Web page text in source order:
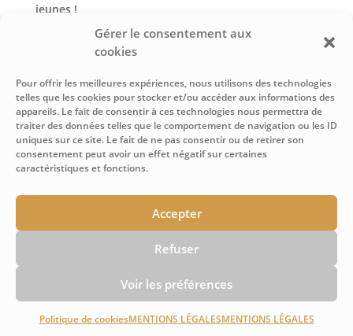
Gérer le consentement aux
cookies
Pour offrir les meilleures expériences, nous utilisons des technologies
telles que les cookies pour stocker et/ou accéder aux informations des
appareils. Le fait de consentir à ces technologies nous permettra de
traiter des données telles que le comportement de navigation ou les ID
uniques sur ce site. Le fait de ne pas consentir ou de retirer son
consentement peut avoir un effet négatif sur certaines
caractéristiques et fonctions.
Accepter
Refuser
Voir les préférences
Politique de cookiesMENTIONS LÉGALESMENTIONS LÉGALES
jeunes !
MARDI 19/03/2024 – 15H
LAEP Les Calinoux – Avignon (84)
Avec le soutien de la DREETS
MERCREDI 20/03/2024 – 10H & 11H
Réseau des bibliothèques – La CoVe (84)
Dans le cadre de l’opération nationale Premières
pages
COMPLET
SAMEDI 23/03/2024 – 10H & 11H
Espace culturel Folard – Morières les Avignon
Réservations en ligne >>